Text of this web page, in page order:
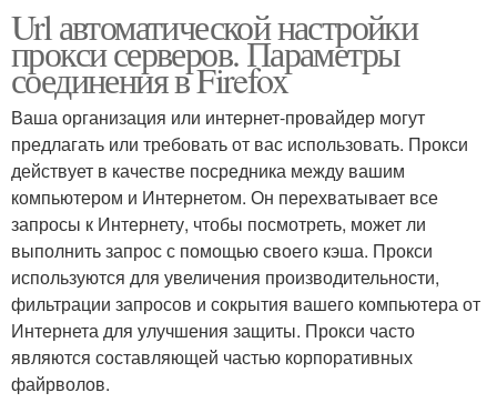
Url автоматической настройки
прокси серверов. Параметры
соединения в Firefox
Ваша организация или интернет-провайдер могут
предлагать или требовать от вас использовать. Прокси
действует в качестве посредника между вашим
компьютером и Интернетом. Он перехватывает все
запросы к Интернету, чтобы посмотреть, может ли
выполнить запрос с помощью своего кэша. Прокси
используются для увеличения производительности,
фильтрации запросов и сокрытия вашего компьютера от
Интернета для улучшения защиты. Прокси часто
являются составляющей частью корпоративных
файрволов.